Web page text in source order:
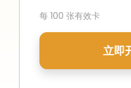
每 100 张有效卡
立即